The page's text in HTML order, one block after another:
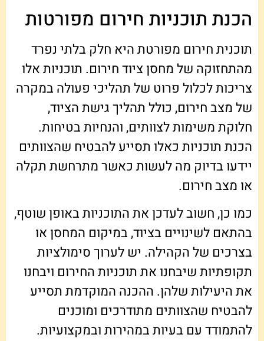
הכנת תוכניות חירום מפורטות
תוכנית חירום מפורטת היא חלק בלתי נפרד
מהתחזוקה של מחסן ציוד חירום. תוכניות אלו
צריכות לכלול פרוט של תהליכי פעולה במקרה
של מצב חירום, כולל תהליך גישת הציוד,
חלוקת משימות לצוותים, והנחיות בטיחות.
הכנת תוכניות כאלו תסייע להבטיח שהצוותים
יידעו בדיוק מה לעשות כאשר מתרחשת תקלה
או מצב חירום.
כמו כן, חשוב לעדכן את התוכניות באופן שוטף,
בהתאם לשינויים בציוד, במיקום המחסן או
בצרכים של הקהילה. יש לערוך סימולציות
תקופתיות שיבחנו את תוכניות החירום ויבחנו
את היעילות שלהן. ההכנה המוקדמת תסייע
להבטיח שהצוותים מתודרכים ומוכנים
להתמודד עם בעיות במהירות ובמקצועיות.